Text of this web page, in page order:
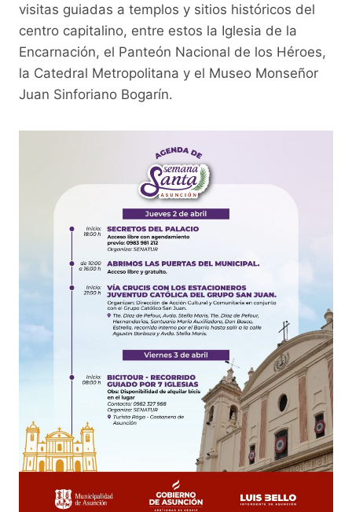
visitas guiadas a templos y sitios históricos del
centro capitalino, entre estos la Iglesia de la
Encarnación, el Panteón Nacional de los Héroes,
la Catedral Metropolitana y el Museo Monseñor
Juan Sinforiano Bogarín.